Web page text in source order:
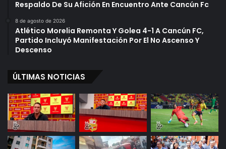
Respaldo De Su Afición En Encuentro Ante Cancún Fc
8 de agosto de 2026
Atlético Morelia Remonta Y Golea 4-1 A Cancún FC,
Partido Incluyó Manifestación Por El No Ascenso Y
Descenso
ÚLTIMAS NOTICIAS